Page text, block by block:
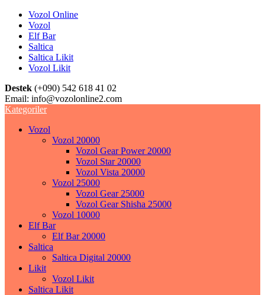
Vozol Online
Vozol
Elf Bar
Saltica
Saltica Likit
Vozol Likit
Destek (+090) 542 618 41 02
Email: info@vozolonline2.com
Kategoriler
Vozol
Vozol 20000
Vozol Gear Power 20000
Vozol Star 20000
Vozol Vista 20000
Vozol 25000
Vozol Gear 25000
Vozol Gear Shisha 25000
Vozol 10000
Elf Bar
Elf Bar 20000
Saltica
Saltica Digital 20000
Likit
Vozol Likit
Saltica Likit